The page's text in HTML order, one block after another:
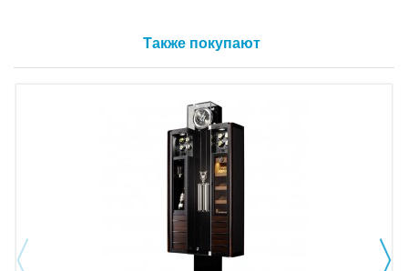
Также покупают